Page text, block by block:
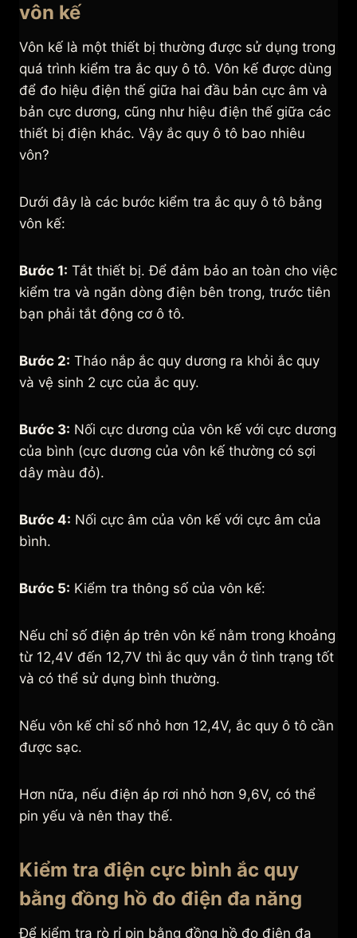
vôn kế
Vôn kế là một thiết bị thường được sử dụng trong
quá trình kiểm tra ắc quy ô tô. Vôn kế được dùng
để đo hiệu điện thế giữa hai đầu bản cực âm và
bản cực dương, cũng như hiệu điện thế giữa các
thiết bị điện khác. Vậy ắc quy ô tô bao nhiêu
vôn?
Dưới đây là các bước kiểm tra ắc quy ô tô bằng
vôn kế:
Bước 1: Tắt thiết bị. Để đảm bảo an toàn cho việc
kiểm tra và ngăn dòng điện bên trong, trước tiên
bạn phải tắt động cơ ô tô.
Bước 2: Tháo nắp ắc quy dương ra khỏi ắc quy
và vệ sinh 2 cực của ắc quy.
Bước 3: Nối cực dương của vôn kế với cực dương
của bình (cực dương của vôn kế thường có sợi
dây màu đỏ).
Bước 4: Nối cực âm của vôn kế với cực âm của
bình.
Bước 5: Kiểm tra thông số của vôn kế:
Nếu chỉ số điện áp trên vôn kế nằm trong khoảng
từ 12,4V đến 12,7V thì ắc quy vẫn ở tình trạng tốt
và có thể sử dụng bình thường.
Nếu vôn kế chỉ số nhỏ hơn 12,4V, ắc quy ô tô cần
được sạc.
Hơn nữa, nếu điện áp rơi nhỏ hơn 9,6V, có thể
pin yếu và nên thay thế.
Kiểm tra điện cực bình ắc quy
bằng đồng hồ đo điện đa năng
Để kiểm tra rò rỉ pin bằng đồng hồ đo điện đa